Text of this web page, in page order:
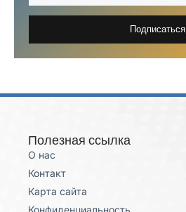
Подписаться
Полезная ссылка
О нас
Контакт
Карта сайта
Конфиденциальность